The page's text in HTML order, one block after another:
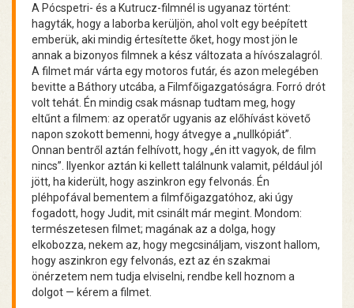
A Pócspetri- és a Kutrucz-filmnél is ugyanaz történt:
hagyták, hogy a laborba kerüljön, ahol volt egy beépített
emberük, aki mindig értesítette őket, hogy most jön le
annak a bizonyos filmnek a kész változata a hívószalagról.
A filmet már várta egy motoros futár, és azon melegében
bevitte a Báthory utcába, a Filmfőigazgatóságra. Forró drót
volt tehát. Én mindig csak másnap tudtam meg, hogy
eltűnt a filmem: az operatőr ugyanis az előhívást követő
napon szokott bemenni, hogy átvegye a „nullkópiát”.
Onnan bentről aztán felhívott, hogy „én itt vagyok, de film
nincs”. Ilyenkor aztán ki kellett találnunk valamit, például jól
jött, ha kiderült, hogy aszinkron egy felvonás. Én
pléhpofával bementem a filmfőigazgatóhoz, aki úgy
fogadott, hogy Judit, mit csinált már megint. Mondom:
természetesen filmet; magának az a dolga, hogy
elkobozza, nekem az, hogy megcsináljam, viszont hallom,
hogy aszinkron egy felvonás, ezt az én szakmai
önérzetem nem tudja elviselni, rendbe kell hoznom a
dolgot — kérem a filmet.